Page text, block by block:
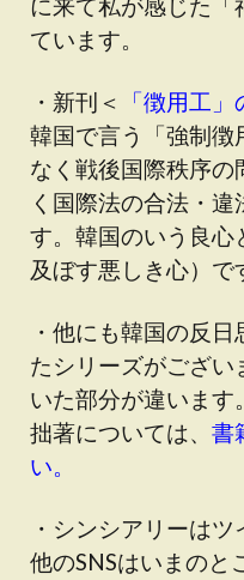
ています。
・新刊＜ 「徴用工
韓国で言う「強制徴
なく戦後国際秩序の
く国際法の合法・
す。韓国のいう良心
及ぼす悪しき心）で
・他にも韓国の反
たシリーズがござい
いた部分が違いま
拙著については、 書
い。
・シンシアリーはツ
他のSNSはいまのと